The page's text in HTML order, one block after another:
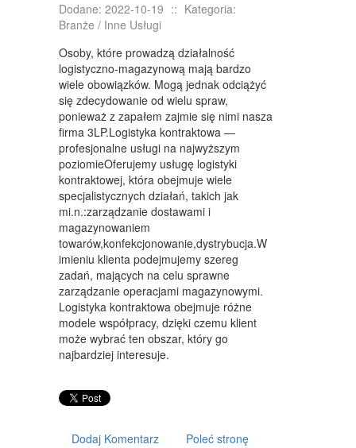
DOMY, MIESZKANIA
PLACÓWKI EDUKACYJNE
KURSY JĘZYKOWE
KONFERENCJE, SALE SZKOLENIOWE
KURSY I SZKOLENIA
TŁUMACZENIA
KSIĄŻKI, CZASOPISMA
SPRZEDAŻ INTERNTOWA
BIŻUTERIA
DLA DZIECI
MEBLE
WYPOSAŻENIE ŁAZIENKI
ODZIEŻ
Dodane: 2022-10-19 :: Kategoria:
Branże / Inne Usługi
Osoby, które prowadzą działalność
logistyczno-magazynową mają bardzo
wiele obowiązków. Mogą jednak odciążyć
się zdecydowanie od wielu spraw,
ponieważ z zapałem zajmie się nimi nasza
firma 3LP.Logistyka kontraktowa —
profesjonalne usługi na najwyższym
poziomieOferujemy usługę logistyki
kontraktowej, która obejmuje wiele
specjalistycznych działań, takich jak
mi.n.:zarządzanie dostawami i
magazynowaniem
towarów,konfekcjonowanie,dystrybucja.W
imieniu klienta podejmujemy szereg
zadań, mających na celu sprawne
zarządzanie operacjami magazynowymi.
Logistyka kontraktowa obejmuje różne
modele współpracy, dzięki czemu klient
może wybrać ten obszar, który go
najbardziej interesuje.
Dodaj Komentarz Poleć stronę